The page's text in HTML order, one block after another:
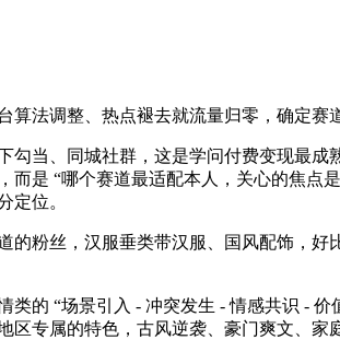
法调整、热点褪去就流量归零，确定赛
、同城社群，这是学问付费变现最成
是 “哪个赛道最适配本人，关心的焦点
定位。
粉丝，汉服垂类带汉服、国风配饰，好
“场景引入 - 冲突发生 - 情感共识 - 价
专属的特色，古风逆袭、豪门爽文、家